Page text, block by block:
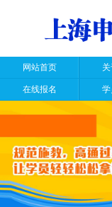
网站首页
在线报名